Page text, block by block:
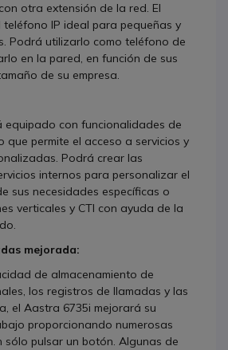
otra extensión de la red. El
teléfono IP ideal para pequeñas y
Podrá utilizarlo como teléfono de
en la pared, en función de sus
de su empresa.
equipado con funcionalidades de
que permite el acceso a servicios y
Podrá crear las
internos para personalizar el
sus necesidades específicas o
verticales y CTI con ayuda de la
mejorada:
de almacenamiento de
los registros de llamadas y las
el Aastra 6735i mejorará su
proporcionando numerosas
sólo pulsar un botón. Algunas de